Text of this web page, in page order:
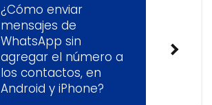
¿Cómo enviar
mensajes de
WhatsApp sin
agregar el número a
los contactos, en
Android y iPhone?